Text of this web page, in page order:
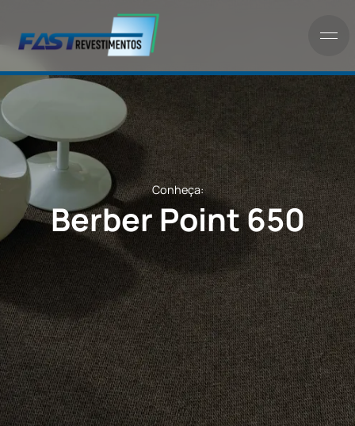
Conheça:
Berber Point 650